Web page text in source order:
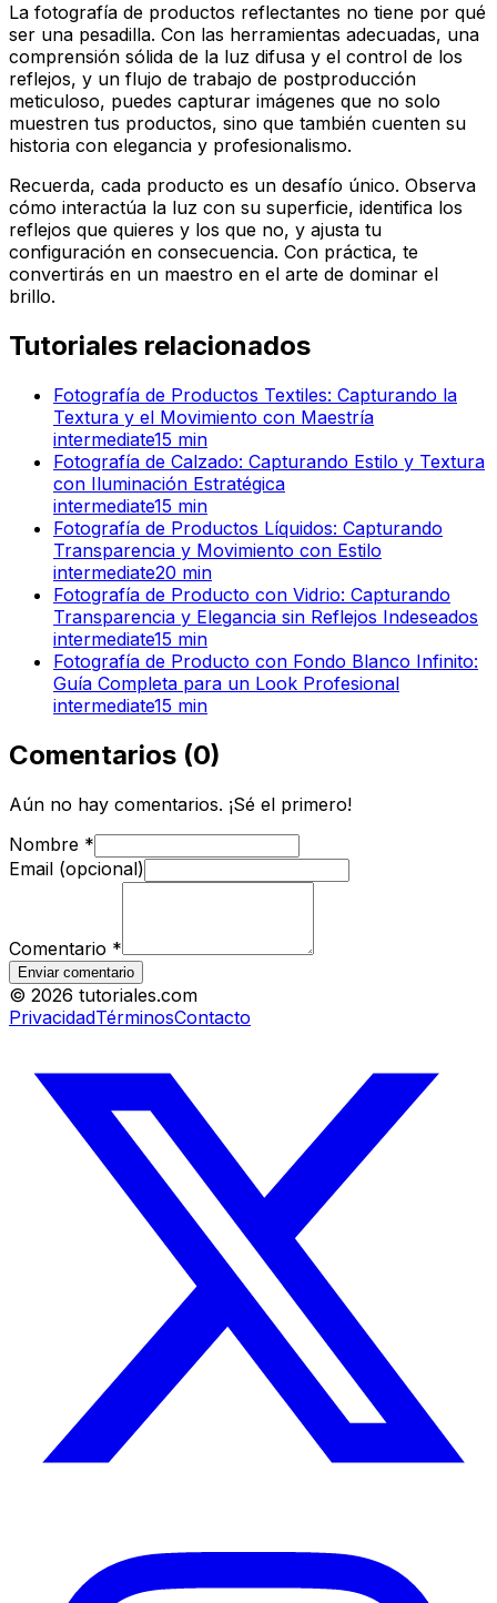
La fotografía de productos reflectantes no tiene por qué
ser una pesadilla. Con las herramientas adecuadas, una
comprensión sólida de la luz difusa y el control de los
reflejos, y un flujo de trabajo de postproducción
meticuloso, puedes capturar imágenes que no solo
muestren tus productos, sino que también cuenten su
historia con elegancia y profesionalismo.
Recuerda, cada producto es un desafío único. Observa
cómo interactúa la luz con su superficie, identifica los
reflejos que quieres y los que no, y ajusta tu
configuración en consecuencia. Con práctica, te
convertirás en un maestro en el arte de dominar el
brillo.
Tutoriales relacionados
Fotografía de Productos Textiles: Capturando la
Textura y el Movimiento con Maestría
intermediate15 min
Fotografía de Calzado: Capturando Estilo y Textura
con Iluminación Estratégica
intermediate15 min
Fotografía de Productos Líquidos: Capturando
Transparencia y Movimiento con Estilo
intermediate20 min
Fotografía de Producto con Vidrio: Capturando
Transparencia y Elegancia sin Reflejos Indeseados
intermediate15 min
Fotografía de Producto con Fondo Blanco Infinito:
Guía Completa para un Look Profesional
intermediate15 min
Comentarios (0)
Aún no hay comentarios. ¡Sé el primero!
Nombre *
Email (opcional)
Comentario *
Enviar comentario
© 2026 tutoriales.com
PrivacidadTérminosContacto